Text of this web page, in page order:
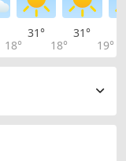
18°
31°
18°
31°
19°